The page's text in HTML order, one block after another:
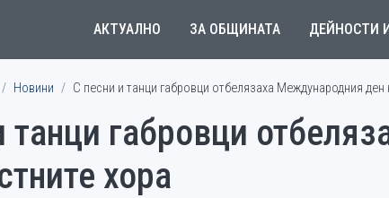
АКТУАЛНО ЗА ОБЩИНАТА ДЕЙНОСТИ
Новини С песни и танци габровци отбелязаха Международния ден
танци габровци
хора